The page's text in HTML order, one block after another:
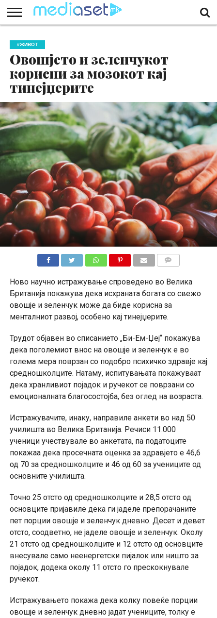
НАС
КОНТАКТ
МАРКЕТИНГ
ПОЧЕТНА
#ЖИВОТ
Овошјето и зеленчукот
корисни за мозокот кај
тинејџерите
Ново научно истражување спроведено во Велика
Британија покажува дека исхраната богата со свежо
овошје и зеленчук може да биде корисна за
менталниот развој, особено кај тинејџерите.
Трудот објавен во списанието „Би-Ем-Џеј“ покажува
дека поголемиот внос на овошје и зеленчук е во
голема мера поврзан со подобро психичко здравје кај
средношколците. Натаму, испитувањата покажуваат
дека хранливиот појадок и ручекот се поврзани со
емоционалната благосостојба, без оглед на возраста.
Истражувачите, инаку, направиле анкети во над 50
училишта во Велика Британија. Речиси 11.000
ученици учествувале во анкетата, па податоците
покажаа дека просечната оценка за здравјето е 46,6
од 70 за средношколците и 46 од 60 за учениците од
основните училишта.
Точно 25 отсто од средношколците и 28,5 отсто од
основците пријавиле дека ги јаделе препорачаните
пет порции овошје и зеленчук дневно. Десет и девет
отсто, соодветно, не јаделе овошје и зеленчук. Околу
21 отсто од средношколците и 12 отсто од основците
внесувале само неенергетски пијалок или ништо за
појадок, додека околу 11 отсто го прескокнувале
ручекот.
Истражувањето покажа дека колку повеќе порции
овошје и зеленчук дневно јадат учениците, толку е